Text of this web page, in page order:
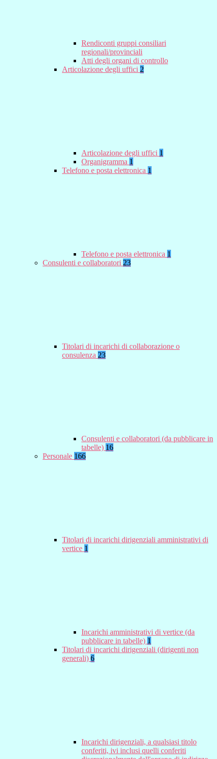
Rendiconti gruppi consiliari
regionali/provinciali
Atti degli organi di controllo
Articolazione degli uffici 2
Articolazione degli uffici 1
Organigramma 1
Telefono e posta elettronica 1
Telefono e posta elettronica 1
Consulenti e collaboratori 23
Titolari di incarichi di collaborazione o
consulenza 23
Consulenti e collaboratori (da pubblicare in
tabelle) 16
Personale 166
Titolari di incarichi dirigenziali amministrativi di
vertice 1
Incarichi amministrativi di vertice (da
pubblicare in tabelle) 1
Titolari di incarichi dirigenziali (dirigenti non
generali) 6
Incarichi dirigenziali, a qualsiasi titolo
conferiti, ivi inclusi quelli conferiti